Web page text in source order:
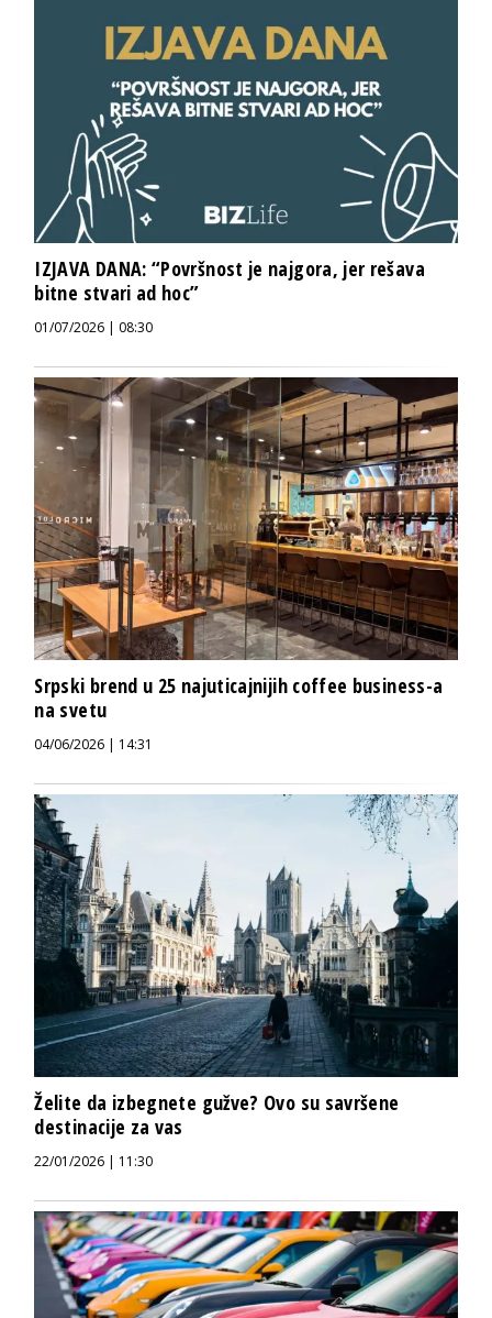
IZJAVA DANA: “Površnost je najgora, jer rešava
bitne stvari ad hoc”
01/07/2026 | 08:30
Srpski brend u 25 najuticajnijih coffee business-a
na svetu
04/06/2026 | 14:31
Želite da izbegnete gužve? Ovo su savršene
destinacije za vas
22/01/2026 | 11:30